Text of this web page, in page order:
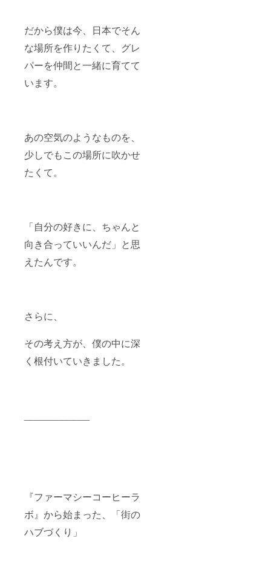
だから僕は今、日本でそん
な場所を作りたくて、グレ
パーを仲間と一緒に育てて
います。
あの空気のようなものを、
少しでもこの場所に吹かせ
たくて。
「自分の好きに、ちゃんと
向き合っていいんだ」と思
えたんです。
さらに、
その考え方が、僕の中に深
く根付いていきました。
『ファーマシーコーヒーラ
ボ』から始まった、「街の
ハブづくり」